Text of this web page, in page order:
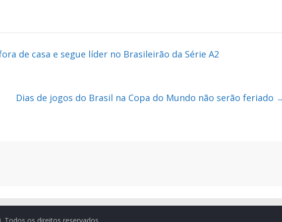
de casa e segue líder no Brasileirão da Série A2
Dias de jogos do Brasil na Copa do Mundo não serão feriado